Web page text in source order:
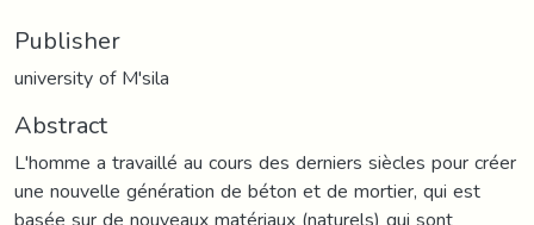
Publisher
university of M'sila
Abstract
L'homme a travaillé au cours des derniers siècles pour créer
une nouvelle génération de béton et de mortier, qui est